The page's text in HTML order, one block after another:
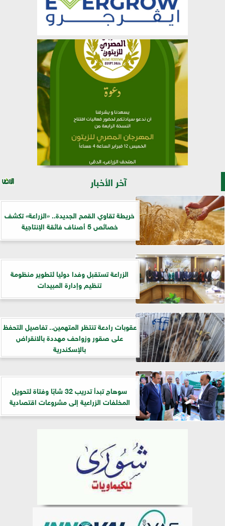
آخر الأخبار
خريطة تقاوي القمح الجديدة.. «الزراعة» تكشف
خصائص 5 أصناف فائقة الإنتاجية
الزراعة تستقبل وفدا دوليا لتطوير منظومة
تنظيم وإدارة المبيدات
عقوبات رادعة تنتظر المتهمين.. تفاصيل التحفظ
على صقور وزواحف مهددة بالانقراض
بالإسكندرية
سوهاج تبدأ تدريب 32 شابًا وفتاة لتحويل
المخلفات الزراعية إلى مشروعات اقتصادية